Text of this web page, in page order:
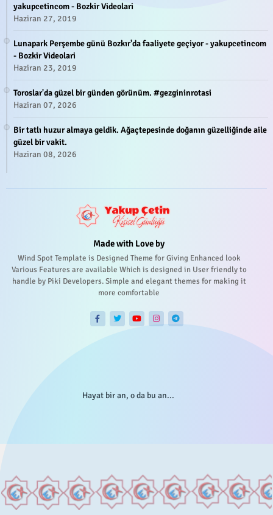
yakupcetincom - Bozkir Videolari
Haziran 27, 2019
Lunapark Perşembe günü Bozkır'da faaliyete geçiyor - yakupcetincom
- Bozkir Videolari
Haziran 23, 2019
Toroslar'da güzel bir günden görünüm. #gezgininrotasi
Haziran 07, 2026
Bir tatlı huzur almaya geldik. Ağaçtepesinde doğanın güzelliğinde aile
güzel bir vakit.
Haziran 08, 2026
Made with Love by
Wind Spot Template is Designed Theme for Giving Enhanced look
Various Features are available Which is designed in User friendly to
handle by Piki Developers. Simple and elegant themes for making it
more comfortable
Hayat bir an, o da bu an...